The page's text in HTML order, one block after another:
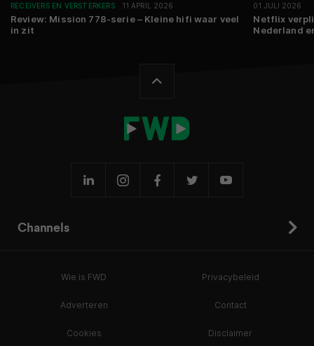
RECEIVERS EN VERSTERKERS
11 APRIL 2026
Review: Mission 778-serie – Kleine hifi waar veel
in zit
01 JULI 2026
Netflix
Nederland
Channels
Wie is FWD Privacybeleid
Adverteren Contact
Cookies Disclaimer